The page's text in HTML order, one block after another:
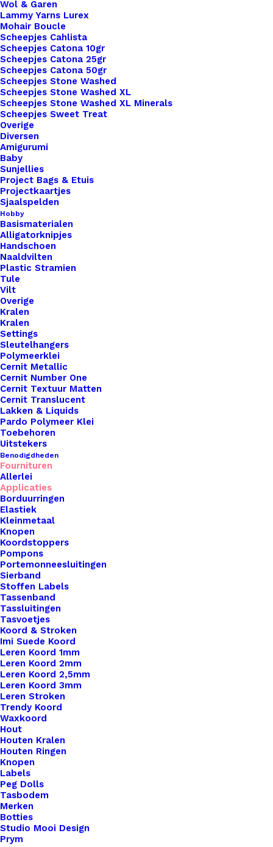
Wol & Garen
Lammy Yarns Lurex
Mohair Boucle
Scheepjes Cahlista
Scheepjes Catona 10gr
Scheepjes Catona 25gr
Scheepjes Catona 50gr
Scheepjes Stone Washed
Scheepjes Stone Washed XL
Scheepjes Stone Washed XL Minerals
Scheepjes Sweet Treat
Overige
Diversen
Amigurumi
Baby
Sunjellies
Project Bags & Etuis
Projectkaartjes
Sjaalspelden
Hobby
Basismaterialen
Alligatorknipjes
Handschoen
Naaldvilten
Plastic Stramien
Tule
Vilt
Overige
Kralen
Kralen
Settings
Sleutelhangers
Polymeerklei
Cernit Metallic
Cernit Number One
Cernit Textuur Matten
Cernit Translucent
Lakken & Liquids
Pardo Polymeer Klei
Toebehoren
Uitstekers
Benodigdheden
Fournituren
Allerlei
Applicaties
Borduurringen
Elastiek
Kleinmetaal
Knopen
Koordstoppers
Pompons
Portemonneesluitingen
Sierband
Stoffen Labels
Tassenband
Tassluitingen
Tasvoetjes
Koord & Stroken
Imi Suede Koord
Leren Koord 1mm
Leren Koord 2mm
Leren Koord 2,5mm
Leren Koord 3mm
Leren Stroken
Trendy Koord
Waxkoord
Hout
Houten Kralen
Houten Ringen
Knopen
Labels
Peg Dolls
Tasbodem
Merken
Botties
Studio Mooi Design
Prym
Binnen 1-3 werkdagen verzonden
Veilig betalen
Unieke en kwaliteitsproducten
Overzicht
Nog meer leuks!
€0,80
Televisie Nostalgische Series